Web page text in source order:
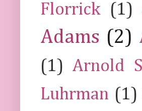
Florrick
(1)
Adams (2)
(1) Arnold
Luhrman (1)